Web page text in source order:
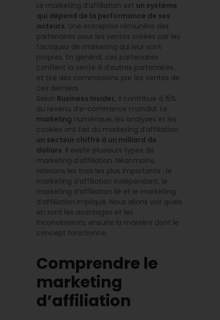
Le marketing d’affiliation est un système
qui dépend de la performance de ses
acteurs. Une entreprise rémunère des
partenaires pour les ventes créées par les
tactiques de marketing qui leur sont
propres. En général, ces partenaires
confient la vente à d’autres partenaires,
et tire des commissions par les ventes de
ces derniers.
Selon Business Insider, il contribue à 15%
du revenu d’e-commerce mondial. Le
marketing numérique, les analyses et les
cookies ont fait du marketing d’affiliation
un secteur chiffré à un milliard de
dollars. Il existe plusieurs types de
marketing d’affiliation. Néanmoins,
relevons les trois les plus importants : le
marketing d’affiliation indépendant, le
marketing d’affiliation lié et le marketing
d’affiliation impliqué. Nous allons voir quels
en sont les avantages et les
inconvénients, ensuite la manière dont le
concept fonctionne.
Comprendre le
marketing
d’affiliation